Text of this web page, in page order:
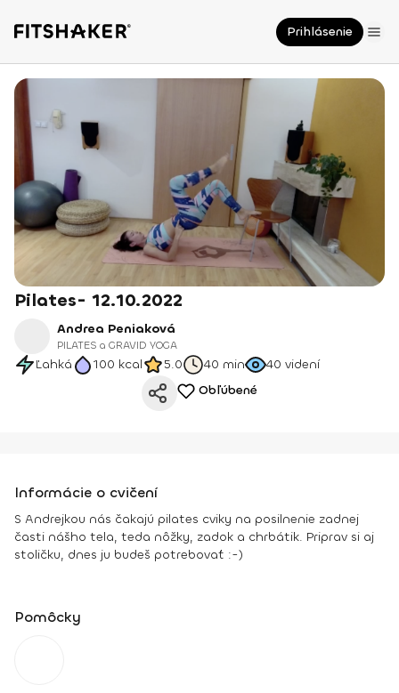
Prihlásenie
Pilates- 12.10.2022
Andrea Peniaková
PILATES a GRAVID YOGA
Ľahká 100 kcal 5.0 40 min 40 videní
Obľúbené
Informácie o cvičení
S Andrejkou nás čakajú pilates cviky na posilnenie zadnej
časti nášho tela, teda nôžky, zadok a chrbátik. Priprav si aj
stoličku, dnes ju budeš potrebovať :-)
Pomôcky